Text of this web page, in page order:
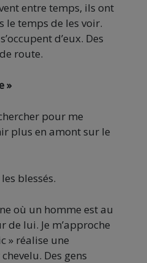
entre temps, ils ont
le temps de les voir.
d’eux. Des
route.
»
pour me
plus en amont sur le
blessés.
où un homme est au
de lui. Je m’approche
» réalise une
Des gens